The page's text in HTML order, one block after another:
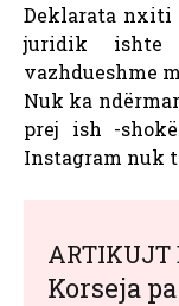
Deklarata nxiti
juridik ishte
vazhdueshme
Nuk ka
prej ish -
Instagram nuk
ARTIKUJT
Korseja